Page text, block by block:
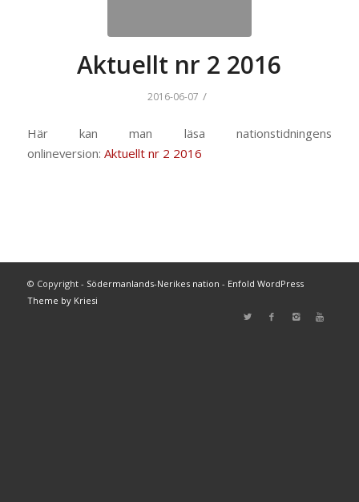
Aktuellt nr 2 2016
2016-06-07 /
Här kan man läsa nationstidningens
onlineversion: Aktuellt nr 2 2016
© Copyright - Södermanlands-Nerikes nation - Enfold WordPress
Theme by Kriesi